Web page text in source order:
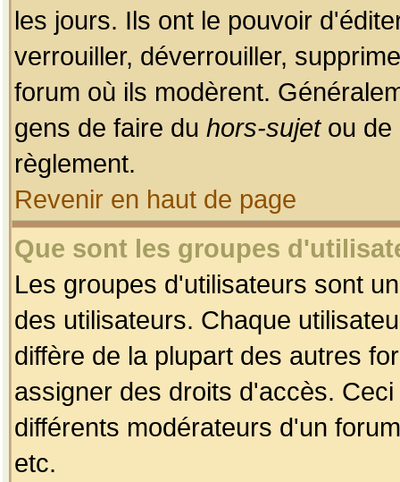
les jours. Ils ont le pouvoir
verrouiller, déverrouiller,
forum où ils modèrent.
gens de faire du hors-sujetou de
règlement.
Revenir en haut de page
Que sont les groupes
Les groupes d'utilisateurs sont
des utilisateurs. Chaque
diffère de la plupart des autres
assigner des droits d'accès.
différents modérateurs d'un
etc.